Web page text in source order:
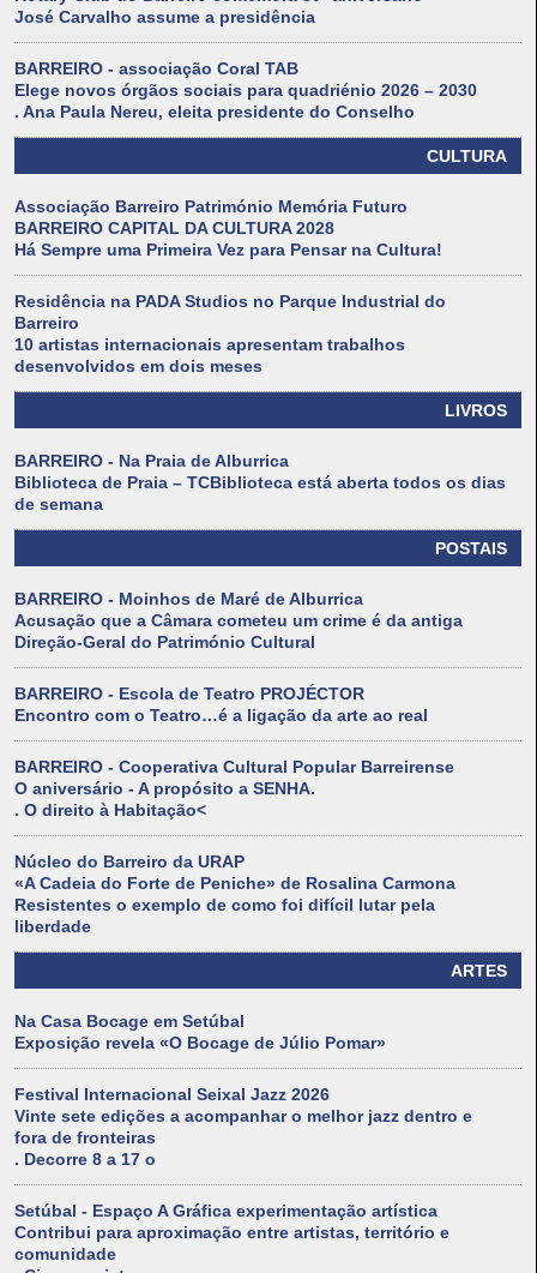
José Carvalho assume a presidência
BARREIRO - associação Coral TAB
Elege novos órgãos sociais para quadriénio 2026 – 2030
. Ana Paula Nereu, eleita presidente do Conselho
CULTURA
Associação Barreiro Património Memória Futuro
BARREIRO CAPITAL DA CULTURA 2028
Há Sempre uma Primeira Vez para Pensar na Cultura!
Residência na PADA Studios no Parque Industrial do
Barreiro
10 artistas internacionais apresentam trabalhos
desenvolvidos em dois meses
LIVROS
BARREIRO - Na Praia de Alburrica
Biblioteca de Praia – TCBiblioteca está aberta todos os dias
de semana
POSTAIS
BARREIRO - Moinhos de Maré de Alburrica
Acusação que a Câmara cometeu um crime é da antiga
Direção-Geral do Património Cultural
BARREIRO - Escola de Teatro PROJÉCTOR
Encontro com o Teatro…é a ligação da arte ao real
BARREIRO - Cooperativa Cultural Popular Barreirense
O aniversário - A propósito a SENHA.
. O direito à Habitação<
Núcleo do Barreiro da URAP
«A Cadeia do Forte de Peniche» de Rosalina Carmona
Resistentes o exemplo de como foi difícil lutar pela
liberdade
ARTES
Na Casa Bocage em Setúbal
Exposição revela «O Bocage de Júlio Pomar»
Festival Internacional Seixal Jazz 2026
Vinte sete edições a acompanhar o melhor jazz dentro e
fora de fronteiras
. Decorre 8 a 17 o
Setúbal - Espaço A Gráfica experimentação artística
Contribui para aproximação entre artistas, território e
comunidade